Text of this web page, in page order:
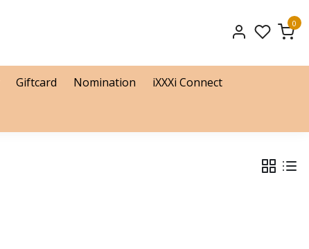
0
Giftcard Nomination iXXXi Connect